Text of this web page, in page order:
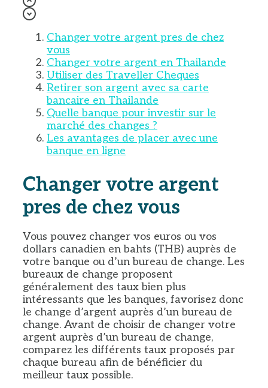
Changer votre argent pres de chez
vous
Changer votre argent en Thailande
Utiliser des Traveller Cheques
Retirer son argent avec sa carte
bancaire en Thailande
Quelle banque pour investir sur le
marché des changes ?
Les avantages de placer avec une
banque en ligne
Changer votre argent
pres de chez vous
Vous pouvez changer vos euros ou vos
dollars canadien en bahts (THB) auprès de
votre banque ou d’un bureau de change. Les
bureaux de change proposent
généralement des taux bien plus
intéressants que les banques, favorisez donc
le change d’argent auprès d’un bureau de
change. Avant de choisir de changer votre
argent auprès d’un bureau de change,
comparez les différents taux proposés par
chaque bureau afin de bénéficier du
meilleur taux possible.